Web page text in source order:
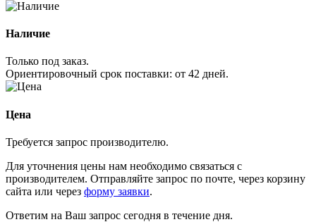
Наличие
Только под заказ.
Ориентировочный срок поставки: от 42 дней.
Цена
Требуется запрос производителю.
Для уточнения цены нам необходимо связаться с
производителем. Отправляйте запрос по почте, через корзину
сайта или через форму заявки.
Ответим на Ваш запрос сегодня в течение дня.